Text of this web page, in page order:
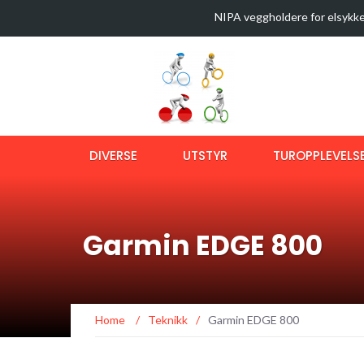
Latest News
NIPA veggholdere for
Sykkeltur i Østmarka (video)
Ny bok om langtursykling
OptiShokz Revvez solbriller
DIVERSE UTSTYR
Garmin EDGE 800
Home / Teknikk / Garmin EDGE 800